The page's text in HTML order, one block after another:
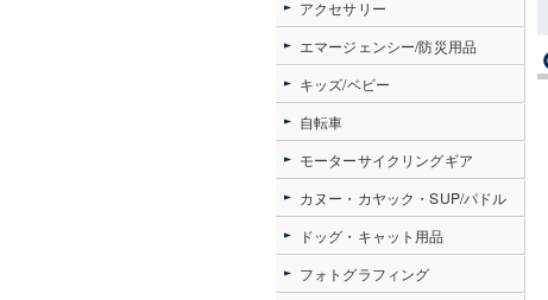
アクセサリー
エマージェンシー/防災用品
キッズ/ベビー
自転車
モーターサイクリングギア
カヌー・カヤック・SUP/パドル
ドッグ・キャット用品
フォトグラフィング